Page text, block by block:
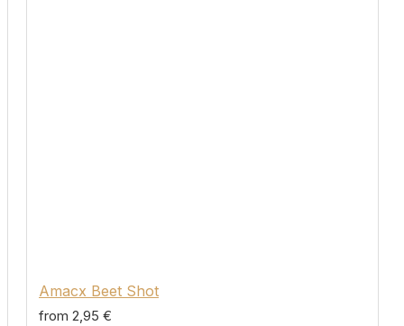
Amacx Beet Shot
from 2,95 €